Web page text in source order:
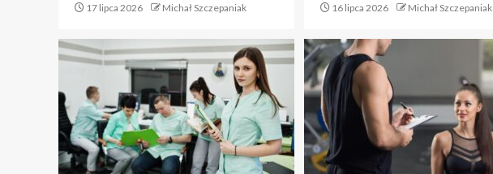
17 lipca 2026 Michał Szczepaniak 16 lipca 2026 Michał Szczepaniak